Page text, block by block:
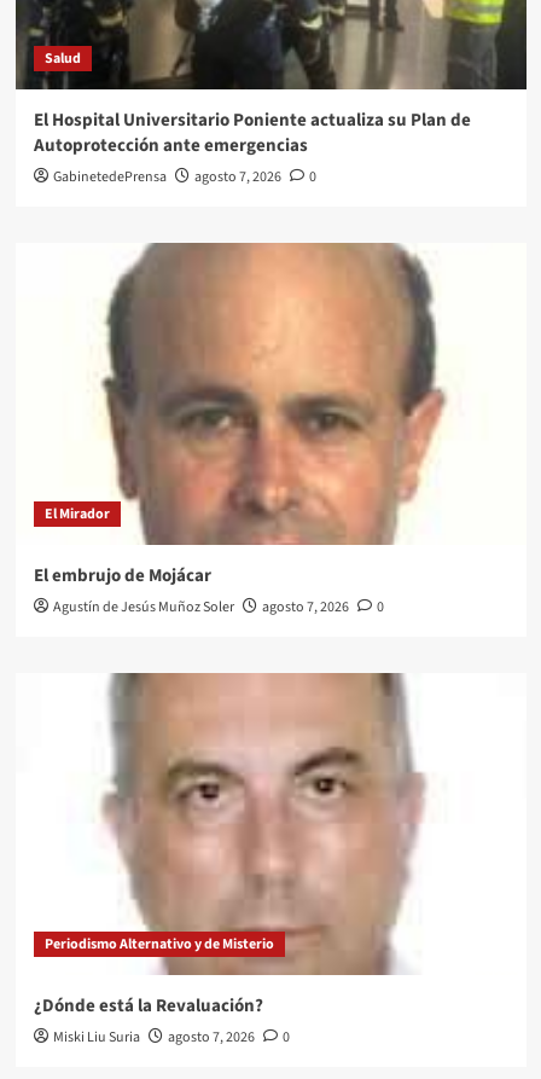
Salud
El Hospital Universitario Poniente actualiza su Plan de
Autoprotección ante emergencias
GabinetedePrensa agosto 7, 2026 0
El Mirador
El embrujo de Mojácar
Agustín de Jesús Muñoz Soler agosto 7, 2026 0
Periodismo Alternativo y de Misterio
¿Dónde está la Revaluación?
Miski Liu Suria agosto 7, 2026 0